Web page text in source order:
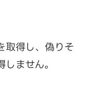
取得し、偽りそ
ません。